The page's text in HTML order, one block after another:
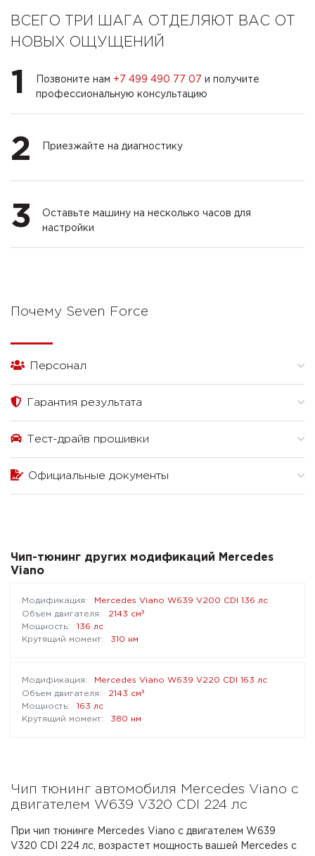
ВСЕГО ТРИ ШАГА ОТДЕЛЯЮТ ВАС ОТ
НОВЫХ ОЩУЩЕНИЙ
1 Позвоните нам +7 499 490 77 07 и получите
профессиональную консультацию
2 Приезжайте на диагностику
3
Оставьте машину на несколько часов для
настройки
Почему Seven Force
Персонал
Гарантия результата
Тест-драйв прошивки
Официальные документы
Чип-тюнинг других модификаций Mercedes
Viano
Mercedes Viano W639 V200 CDI 136 лс
2143 см³
136 лс
310 нм
Mercedes Viano W639 V220 CDI 163 лс
2143 см³
163 лс
380 нм
Чип тюнинг автомобиля Mercedes Viano с
двигателем W639 V320 CDI 224 лс
При чип тюнинге Mercedes Viano с двигателем W639
V320 CDI 224 лс, возрастет мощность вашей Mercedes с